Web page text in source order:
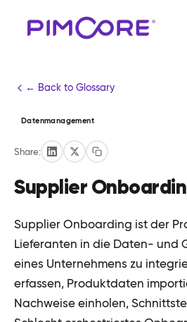
← Back to Glossary
Datenmanagement
Share:
Supplier
Supplier Onboarding ist der
Lieferanten in die Daten- und
eines Unternehmens zu
erfassen, Produktdaten
Nachweise einholen,